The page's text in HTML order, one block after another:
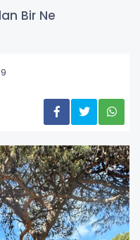
Bir Ne